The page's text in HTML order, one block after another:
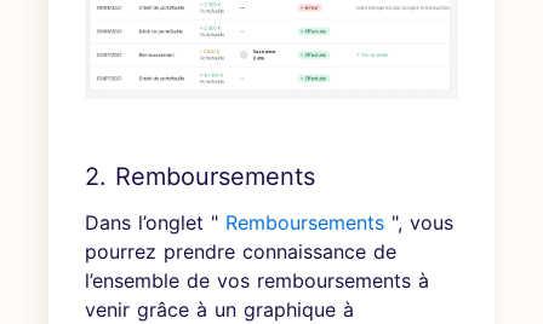
2. Remboursements
Dans l’onglet " Remboursements ", vous
pourrez prendre connaissance de
l’ensemble de vos remboursements à
venir grâce à un graphique à